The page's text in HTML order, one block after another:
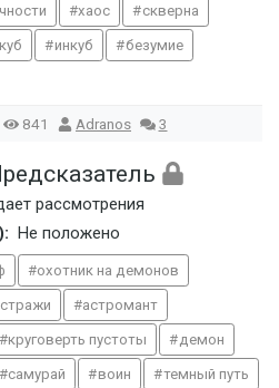
хаос скверна
инкуб безумие
841 Adranos 3
рассмотрения
Не положено
охотник на демонов
астромант
круговерть пустоты демон
самурай воин темный путь